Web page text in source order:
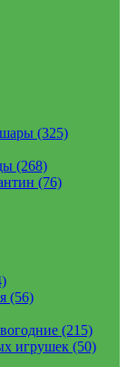
(325)
(268)
(76)
(56)
(215)
игрушек (50)